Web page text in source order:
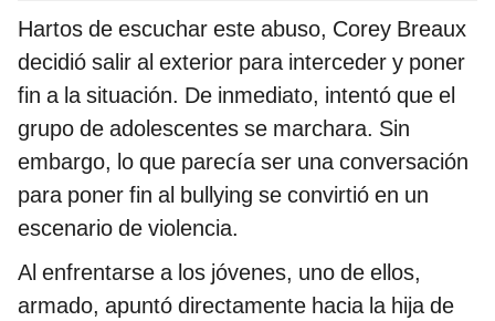
Hartos de escuchar este abuso, Corey Breaux
decidió salir al exterior para interceder y poner
fin a la situación. De inmediato, intentó que el
grupo de adolescentes se marchara. Sin
embargo, lo que parecía ser una conversación
para poner fin al bullying se convirtió en un
escenario de violencia.
Al enfrentarse a los jóvenes, uno de ellos,
armado, apuntó directamente hacia la hija de